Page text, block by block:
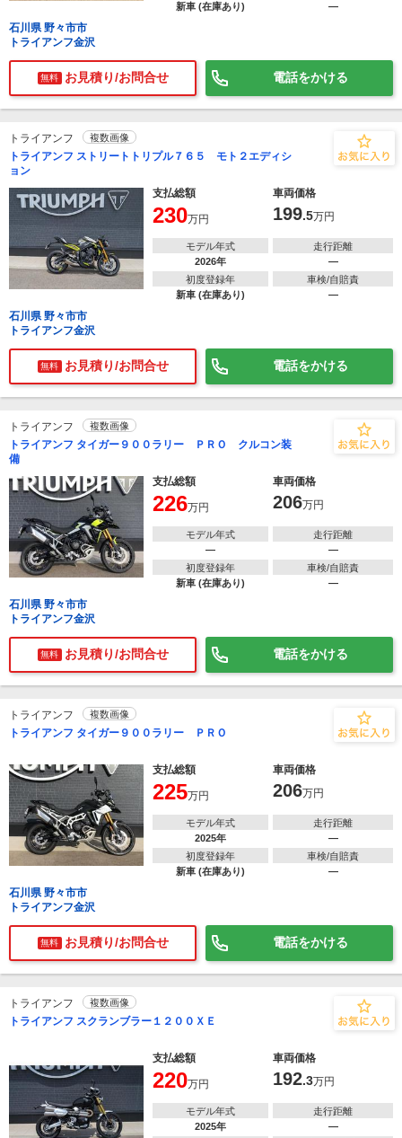
新車 (在庫あり)
―
石川県 野々市市
トライアンフ金沢
無料 お見積り/お問合せ 電話をかける
トライアンフ 複数画像
トライアンフ ストリートトリプル７６５ モト２エディシ
ョン
支払総額
車両価格
230万円 199.5万円
モデル年式
2026年
走行距離
―
初度登録年
新車 (在庫あり)
車検/自賠責
―
石川県 野々市市
トライアンフ金沢
無料 お見積り/お問合せ 電話をかける
トライアンフ 複数画像
トライアンフ タイガー９００ラリー ＰＲＯ クルコン装
備
支払総額
車両価格
226万円 206万円
モデル年式
―
走行距離
―
初度登録年
新車 (在庫あり)
車検/自賠責
―
石川県 野々市市
トライアンフ金沢
無料 お見積り/お問合せ 電話をかける
トライアンフ 複数画像
トライアンフ タイガー９００ラリー ＰＲＯ
支払総額 車両価格
225万円 206万円
モデル年式
2025年
走行距離
―
初度登録年
新車 (在庫あり)
車検/自賠責
―
石川県 野々市市
トライアンフ金沢
無料 お見積り/お問合せ 電話をかける
トライアンフ 複数画像
トライアンフ スクランブラー１２００ＸＥ
支払総額 車両価格
220万円 192.3万円
モデル年式
2025年
走行距離
―